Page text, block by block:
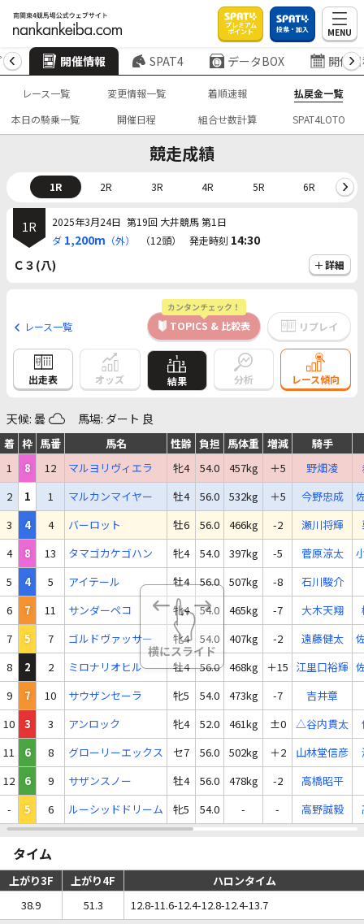
プレミアム
ポイント 投票・加入 MENU
開催情報 SPAT4 データBOX 開催
レース一覧 変更情報一覧 着順速報
払戻金一覧
本日の騎乗一覧
開催日程 組合せ数計算 SPAT4LOTO
競走成績
1R 2R 3R 4R 5R 6R
1R 2025年3月24日 第19回 大井競馬 第1日
ダ 1,200m （外） （12頭） 発走時刻 14:30
Ｃ３(八)
詳細
レース一覧
カンタンチェック！
TOPICS & 比較表 リプレイ
出走表 オッズ 結果 分析 レース傾向
天候: 曇 馬場: ダート 良
着 枠 馬番 馬名 性齢 負担 馬体重 増減
騎手
1
8 12 マルヨリヴィエラ 牝4 54.0 457kg ＋5 野畑凌
2
1 1 マルカンマイヤー 牡4 56.0 532kg ＋5 今野忠成
3
4 4 バーロット 牡6 56.0 466kg -2 瀬川将輝
4
8 13 タマゴカケゴハン 牝4 54.0 397kg -5 菅原涼太
5
4 5 アイテール 牡4 56.0 507kg -8
石川駿介
6
7 11 サンダーペコ 牝4 54.0 465kg -7 大木天翔
7
5 7 ゴルドヴァッサー 牝4 54.0 407kg -2 遠藤健太
8
2 2 ミロナリオヒル 牡4 56.0 468kg ＋15 江里口裕輝
9
7 10 サウザンセーラ 牝5 54.0 473kg -7
吉井章
10
3 3 アンロック 牝4 52.0 461kg ±0 △谷内貫太
11
6 8 グローリーエックス セ7 56.0 502kg ＋2 山林堂信彦
12
6 9 サザンスノー 牡4 56.0 478kg -2
高橋昭平
-
5 6 ルーシッドドリーム 牝5 54.0 - - 高野誠毅
タイム
上がり3F 上がり4F
ハロンタイム
38.9
51.3 12.8-11.6-12.4-12.8-12.4-13.7